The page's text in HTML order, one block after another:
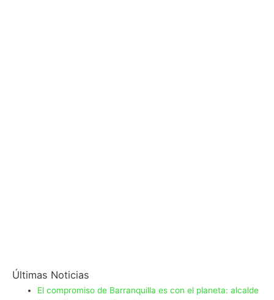
Últimas Noticias
El compromiso de Barranquilla es con el planeta: alcalde